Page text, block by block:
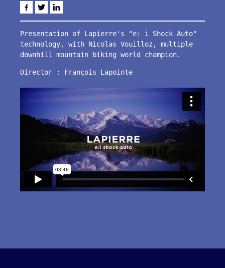
Facebook
Presentation of Lapierre's "e: i Shock Auto"
technology, with Nicolas Vouilloz, multiple
downhill mountain biking world champion.
Director : François Lapointe